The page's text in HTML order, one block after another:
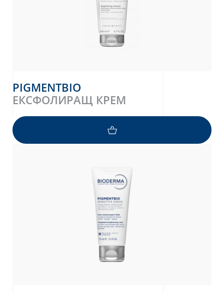
PIGMENTBIO
ЕКСФОЛИРАЩ КРЕМ